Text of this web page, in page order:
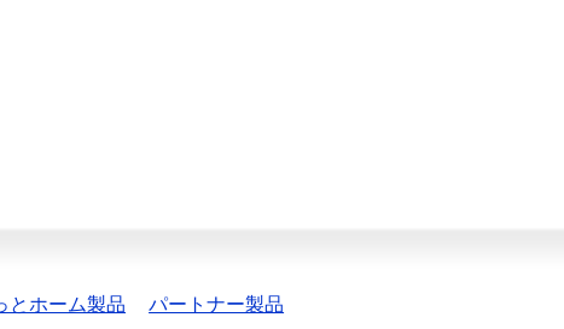
とホーム製品 パートナー製品